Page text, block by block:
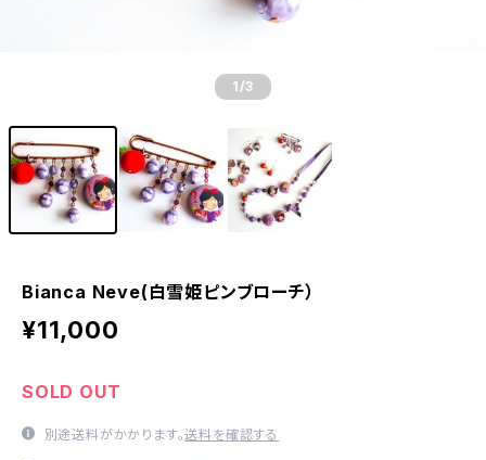
1 /3
Bianca Neve(白雪姫ピンブローチ）
¥11,000
SOLD OUT
別途送料がかかります。送料を確認する